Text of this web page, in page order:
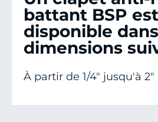
battant BSP est
disponible
dimensions
À partir de 1/4" jusqu'à 2"